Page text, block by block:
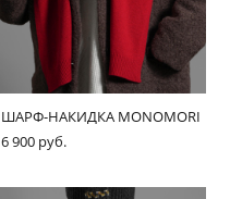
ШАРФ-НАКИДКА MONOMORI
6 900 pуб.